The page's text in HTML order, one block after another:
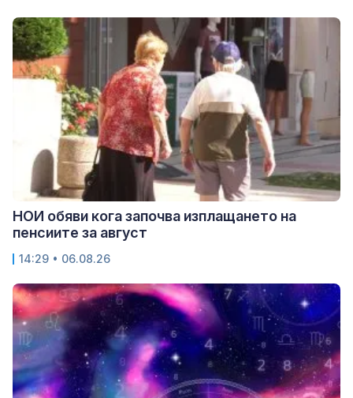
НОИ обяви кога започва изплащането на
пенсиите за август
14:29 • 06.08.26